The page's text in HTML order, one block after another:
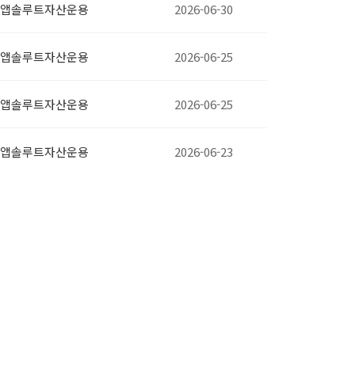
앱솔루트자산운용 2026-06-30
앱솔루트자산운용 2026-06-25
앱솔루트자산운용 2026-06-25
앱솔루트자산운용 2026-06-23